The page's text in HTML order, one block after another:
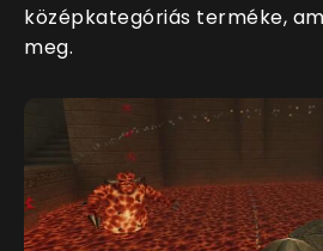
középkategóriás terméke,
meg.